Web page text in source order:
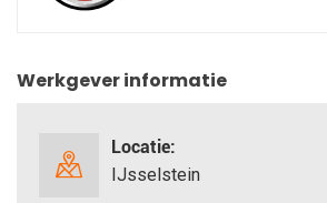
Werkgever informatie
Locatie:
IJsselstein